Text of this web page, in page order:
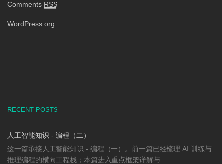
Comments RSS
WordPress.org
RECENT POSTS
人工智能知识 - 编程（二）
这一篇承接人工智能知识 - 编程（一）。前一篇已经梳理 AI 训练与
推理编程的横向工程栈；本篇进入重点框架详解与 ...